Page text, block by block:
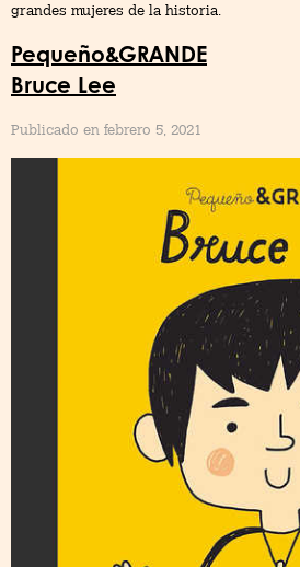
grandes mujeres de la historia.
Pequeño&GRANDE
Bruce Lee
Publicado en febrero 5, 2021